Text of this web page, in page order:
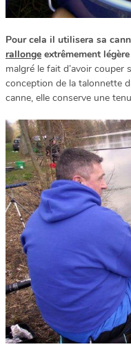
Pour cela il utilisera sa
rallonge extrêmement
malgré le fait d’avoir
conception de la talonnette
canne, elle conserve une